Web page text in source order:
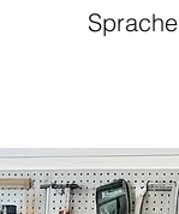
Sprache